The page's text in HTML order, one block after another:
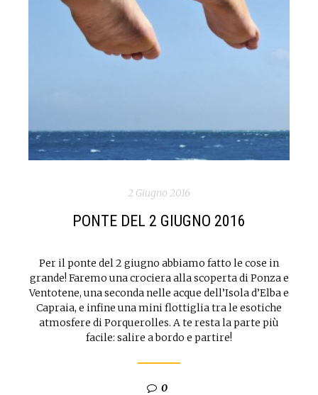
2 Giugno 2016
PONTE DEL 2 GIUGNO 2016
Per il ponte del 2 giugno abbiamo fatto le cose in
grande! Faremo una crociera alla scoperta di Ponza e
Ventotene, una seconda nelle acque dell’Isola d’Elba e
Capraia, e infine una mini flottiglia tra le esotiche
atmosfere di Porquerolles. A te resta la parte più
facile: salire a bordo e partire!
0